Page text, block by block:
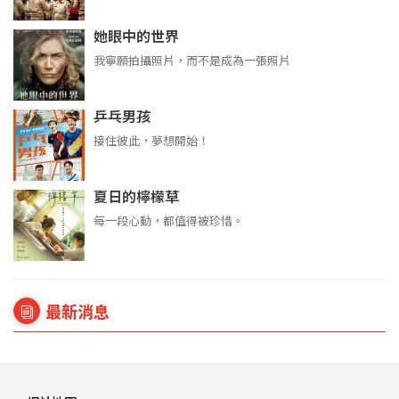
她眼中的世界
我寧願拍攝照片，而不是成為一張照片
乒乓男孩
接住彼此，夢想開始！
夏日的檸檬草
每一段心動，都值得被珍惜。
最新消息